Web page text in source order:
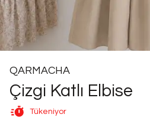
QARMACHA
Çizgi Katlı Elbise
Tükeniyor